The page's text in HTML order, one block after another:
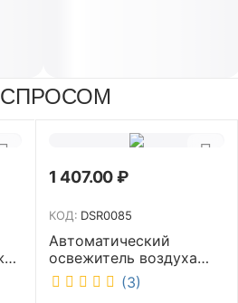
1 407.00₽
КОД: DSR0085
Автоматический
освежитель воздуха
DISCOVER белый
DSR0085
(3)